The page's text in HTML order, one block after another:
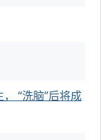
“洗脑”后将成